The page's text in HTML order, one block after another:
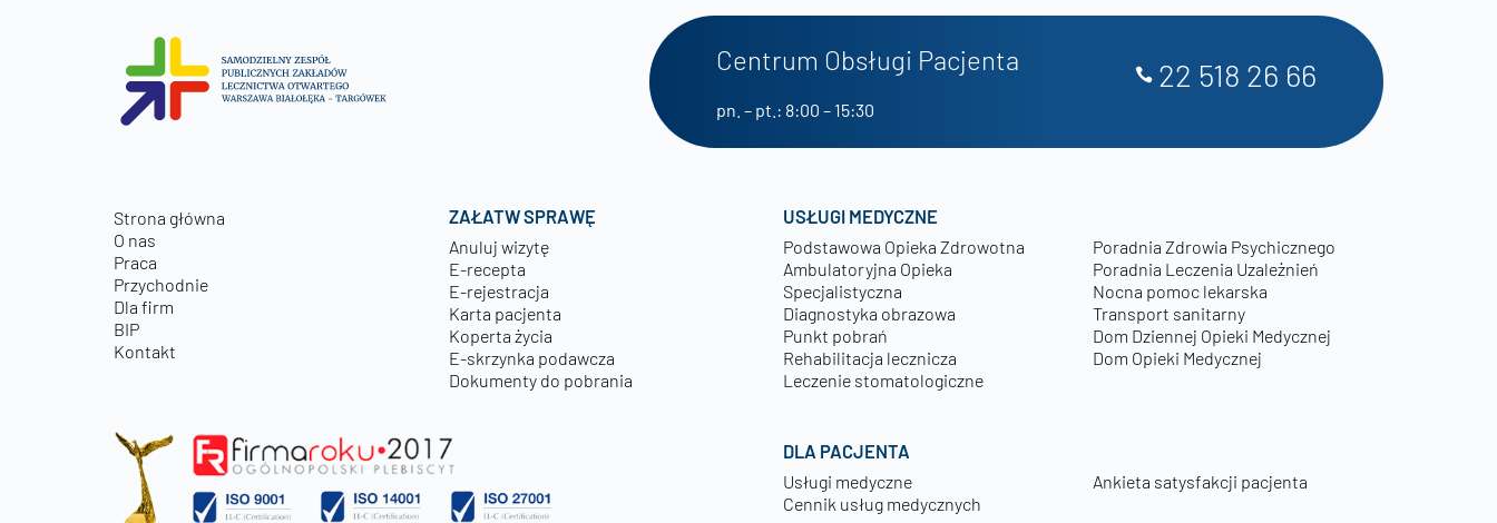
Centrum Obsługi Pacjenta
pn. – pt.: 8:00 – 15:30
22 518 26 66
Strona główna
O nas
Praca
Przychodnie
Dla firm
BIP
Kontakt
ZAŁATW SPRAWĘ
Anuluj wizytę
E-recepta
E-rejestracja
Karta pacjenta
Koperta życia
E-skrzynka podawcza
Dokumenty do pobrania
USŁUGI MEDYCZNE
Podstawowa Opieka Zdrowotna
Ambulatoryjna Opieka
Specjalistyczna
Diagnostyka obrazowa
Punkt pobrań
Rehabilitacja lecznicza
Leczenie stomatologiczne
Poradnia Zdrowia Psychicznego
Poradnia Leczenia Uzależnień
Nocna pomoc lekarska
Transport sanitarny
Dom Dziennej Opieki Medycznej
Dom Opieki Medycznej
DLA PACJENTA
Usługi medyczne
Cennik usług medycznych
Ankieta satysfakcji pacjenta